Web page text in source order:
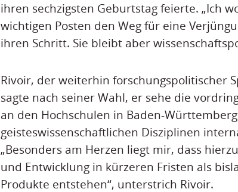
ihren sechzigsten Geburtstag feierte. „Ich
wichtigen Posten den Weg für eine
ihren Schritt. Sie bleibt aber
Rivoir, der weiterhin forschungspolitischer
sagte nach seiner Wahl, er sehe die
an den Hochschulen in Baden-
geisteswissenschaftlichen Disziplinen
„Besonders am Herzen liegt mir, dass
und Entwicklung in kürzeren Fristen als
Produkte entstehen“, unterstrich Rivoir.